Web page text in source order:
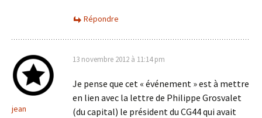
Répondre
jean
13 novembre 2012 à 11:14 pm
Je pense que cet « événement » est à mettre
en lien avec la lettre de Philippe Grosvalet
(du capital) le président du CG44 qui avait